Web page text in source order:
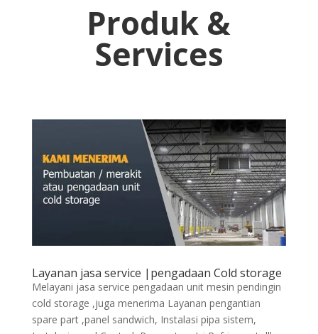
Produk &
Services
Layanan jasa service |pengadaan Cold storage
Melayani jasa service pengadaan unit mesin pendingin
cold storage ,juga menerima Layanan pengantian
spare part ,panel sandwich, Instalasi pipa sistem,